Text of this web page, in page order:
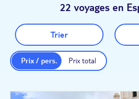
22 voyages en
Trier
Prix total
Prix / pers.